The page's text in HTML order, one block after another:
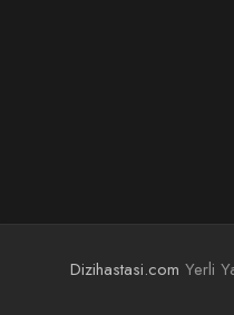
Dizihastasi.com Yerli